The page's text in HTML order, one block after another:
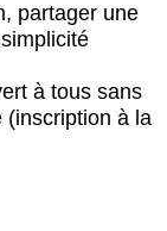
partager une
à tous sans
(inscription à la